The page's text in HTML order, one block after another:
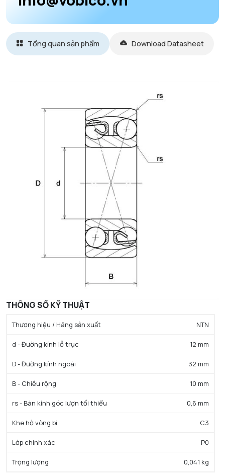
Tổng quan sản phẩm Download Datasheet
THÔNG SỐ KỸ THUẬT
Thương hiệu / Hãng sản xuất NTN
d - Đường kính lỗ trục 12 mm
D - Đường kính ngoài 32 mm
B - Chiều rộng 10 mm
rs - Bán kính góc lượn tối thiểu 0,6 mm
Khe hở vòng bi C3
Lớp chính xác P0
Trọng lượng 0,041 kg